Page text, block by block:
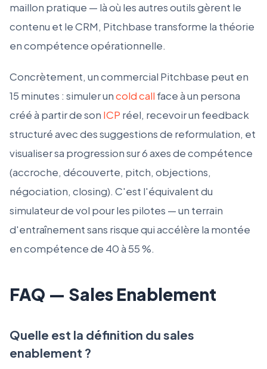
maillon pratique — là où les autres outils gèrent le
contenu et le CRM, Pitchbase transforme la théorie
en compétence opérationnelle.
Concrètement, un commercial Pitchbase peut en
15 minutes : simuler uncold call face à un persona
créé à partir de son ICP réel, recevoir un feedback
structuré avec des suggestions de reformulation, et
visualiser sa progression sur 6 axes de compétence
(accroche, découverte, pitch, objections,
négociation, closing). C'est l'équivalent du
simulateur de vol pour les pilotes — un terrain
d'entraînement sans risque qui accélère la montée
en compétence de 40 à 55 %.
FAQ — Sales Enablement
Quelle est la définition du sales
enablement ?